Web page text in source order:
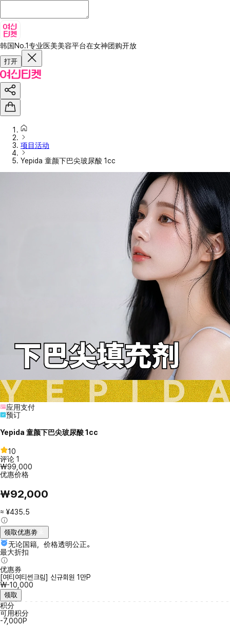
韩国No.1专业医美美容平台在女神团购开放
打开
项目活动
Yepida 童颜下巴尖玻尿酸 1cc
应用支付
预订
Yepida 童颜下巴尖玻尿酸 1cc
10
评论 1
₩99,000
优惠价格
₩92,000
≈ ¥435.5
领取优惠劵
无论国籍，价格透明公正。
最大折扣
优惠券
[여티여티썬크림] 신규회원 1만P
₩-10,000
领取
积分
可用积分
-7,000P